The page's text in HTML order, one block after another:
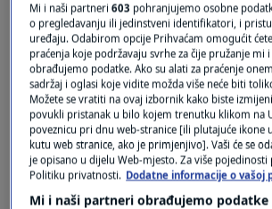
Oglas
"GORE JE NEGO
Mi i naši partneri603 pohranjujemo osobne
o pregledavanju ili jedinstveni identifikatori, i
uređaju. Odabirom opcije Prihvaćam omogućit
praćenja koje podržavaju svrhe za čije pružanje mi
obrađujemo podatke. Ako su alati za praćenje
sadržaj i oglasi koje vidite možda više neće biti
Možete se vratiti na ovaj izbornik kako biste
povukli pristanak u bilo kojem trenutku klikom na
poveznicu pri dnu web-stranice [ili plutajuće ikone
kutu web stranice, ako je primjenjivo]. Vaši će se
je opisano u dijelu Web-mjesto. Za više pojedinosti
Politiku privatnosti. Dodatne informacije o vašoj
Mi i naši partneri obrađujemo